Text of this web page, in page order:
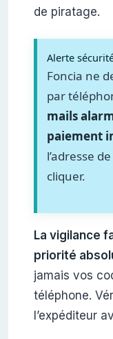
de piratage.
Alerte
Foncia ne
par
mails
paiement
l’adresse
cliquer.
La vigilance
priorité
jamais vos
téléphone.
l’expéditeur